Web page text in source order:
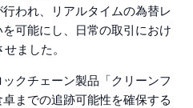
われ、リアルタイムの為替レ
可能にし、日常の取引におけ
ました。
クチェーン製品「クリーンフ
までの追跡可能性を確保する